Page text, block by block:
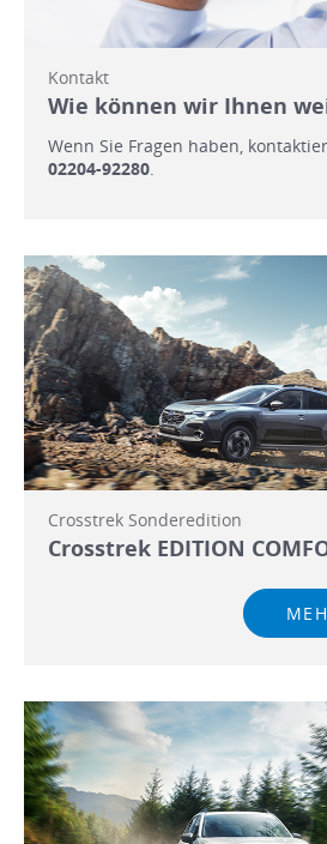
Kontakt
Wie können wir Ihnen
Wenn Sie Fragen haben,
02204-92280.
Crosstrek Sonderedition
Crosstrek EDITION